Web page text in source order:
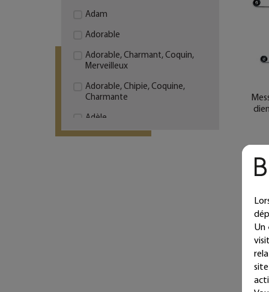
Adam
Adorable
Adorable, Charmant, Coquin,
Merveilleux
Adorable, Chipie, Coquine,
Charmante
Adèle
Agathe
Un